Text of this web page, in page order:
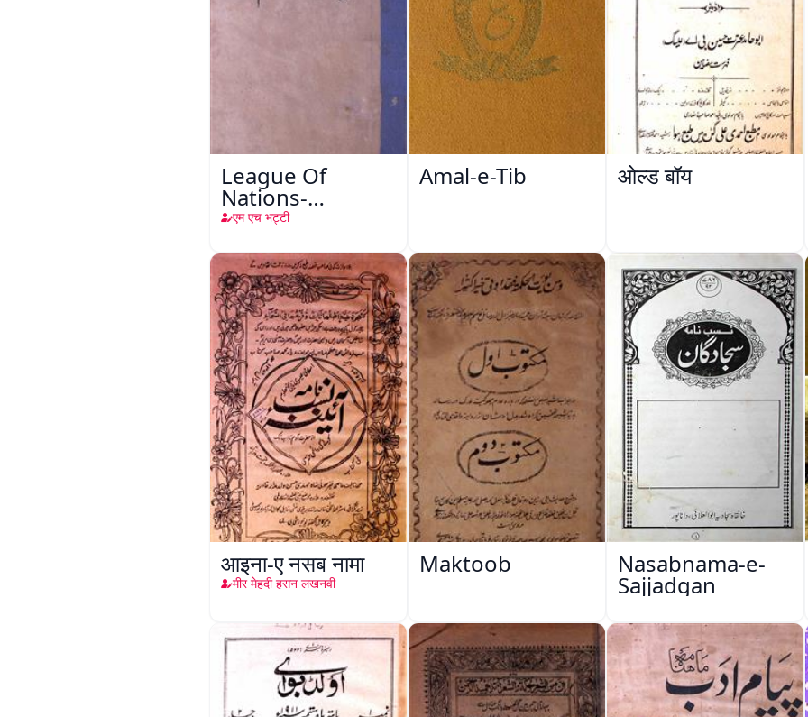
League Of
Nations-
Jamiyyat-ul-
एम एच भट्टी
Amal-e-Tib ओल्ड बॉय
आइना-ए नसब नामा
मीर मेहदी हसन लखनवी
Maktoob Nasabnama-e-
Sajjadgan